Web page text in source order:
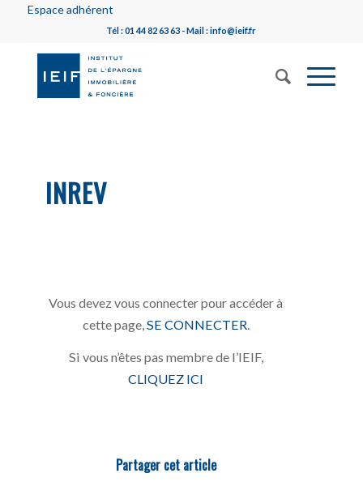
Espace adhérent
Tél : 01 44 82 63 63 - Mail : info@ieif.fr
INREV
Vous devez vous connecter pour accéder à
cette page, SE CONNECTER
Si vous n’êtes pas membre de l’IEIF,
CLIQUEZ ICI
Partager cet article